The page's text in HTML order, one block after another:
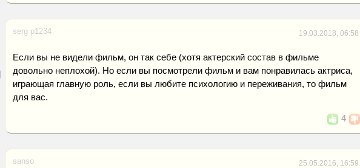
serg p1234 19.03.2018, 06:58
Если вы не видели фильм, он так себе (хотя актерский состав в фильме
довольно неплохой). Но если вы посмотрели фильм и вам понравилась актриса,
играющая главную роль, если вы любите психологию и переживания, то фильм
для вас.
4
sanso 25.05.2016, 16:59